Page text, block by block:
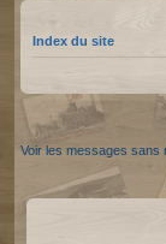
Index du site
Voir les messages sans